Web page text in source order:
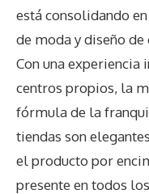
está consolidando
de moda y diseño
Con una experiencia
centros propios, la
fórmula de la
tiendas son
el producto por
presente en todos